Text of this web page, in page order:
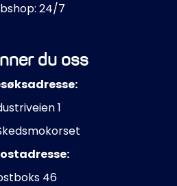
24/7
du oss
1
46